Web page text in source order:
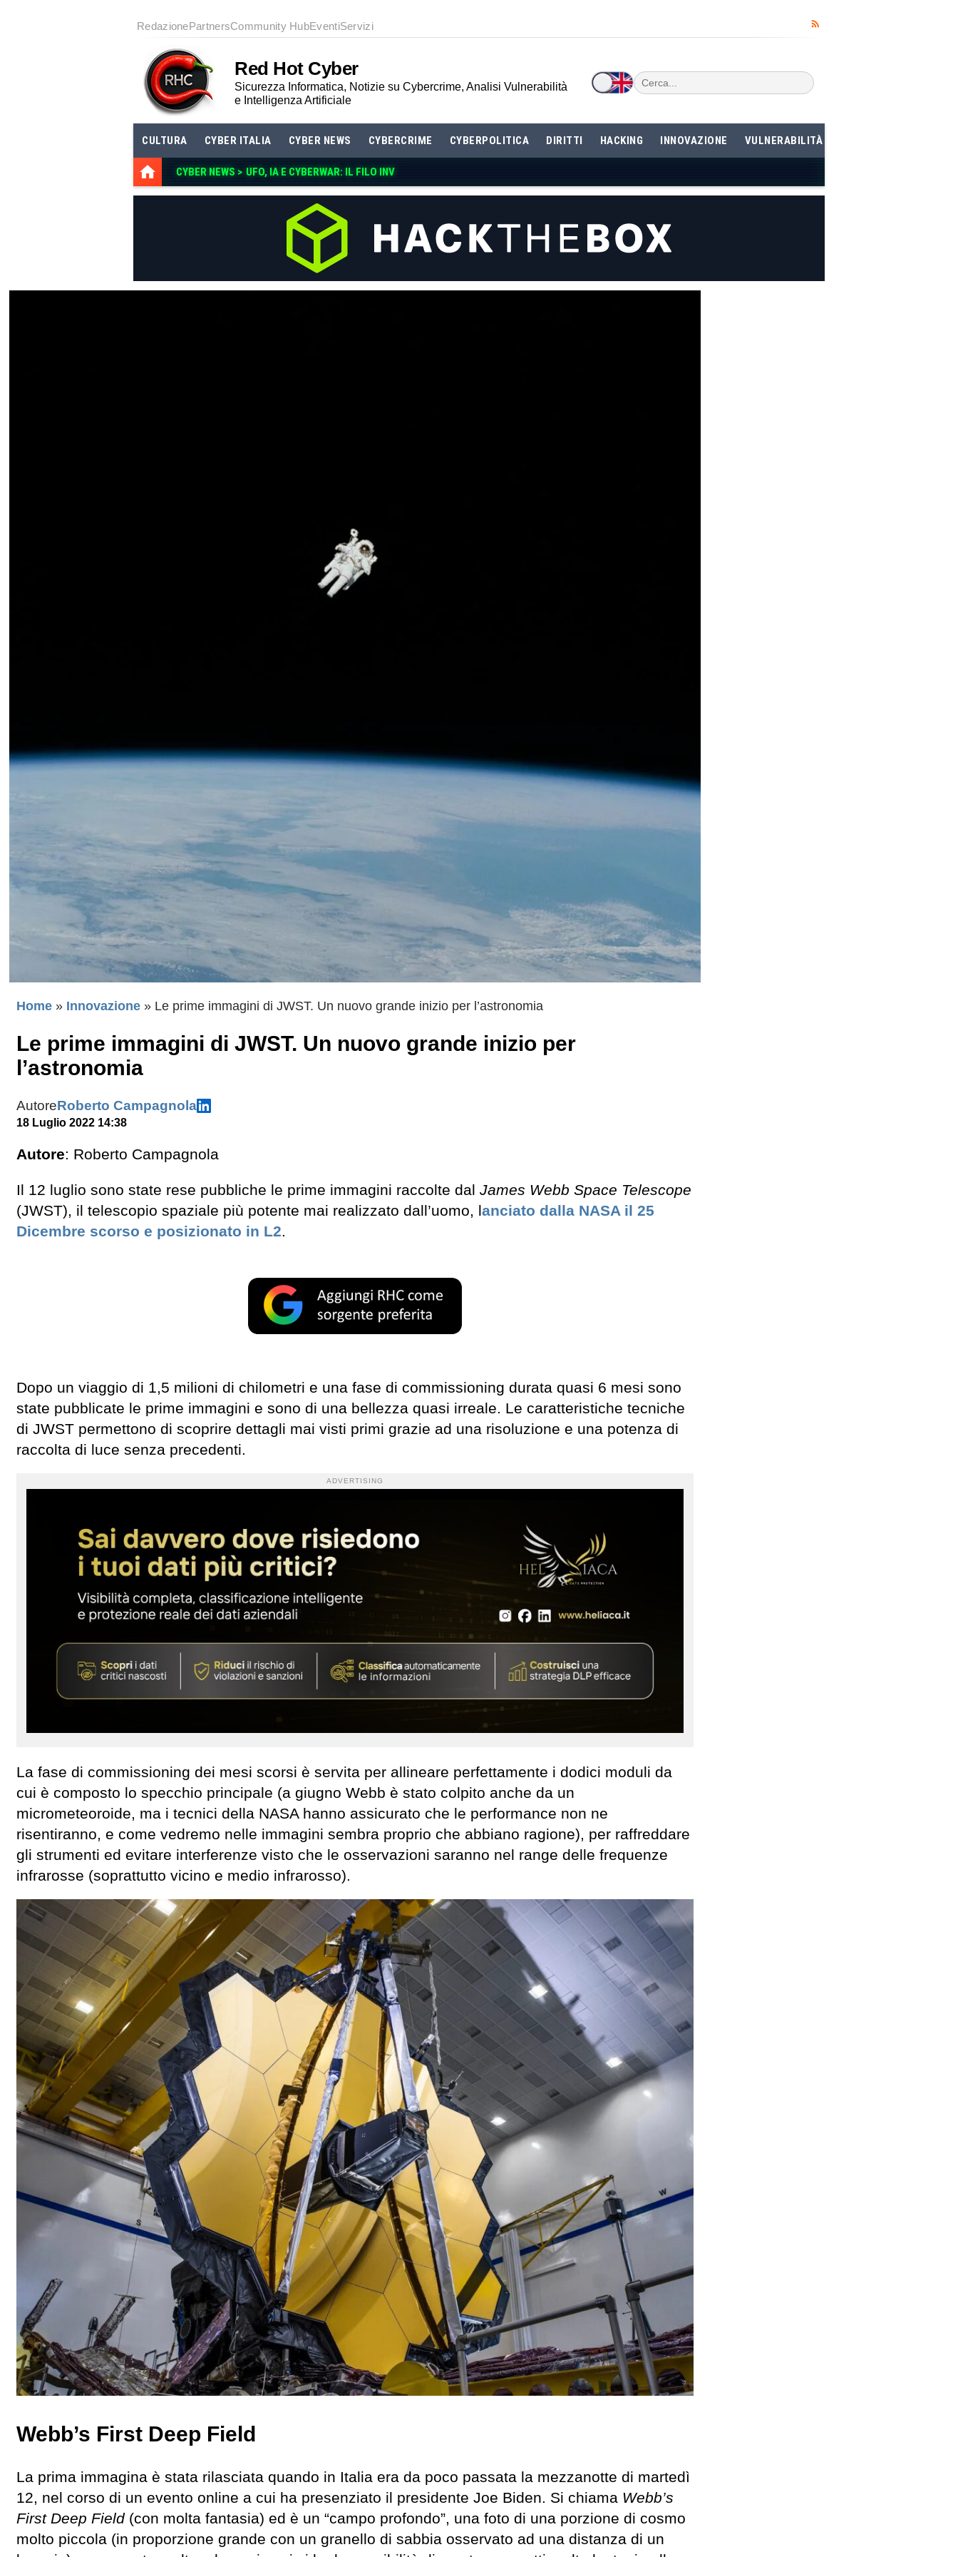
RedazionePartnersCommunity HubEventiServizi
Red Hot Cyber
Sicurezza Informatica, Notizie su Cybercrime, Analisi Vulnerabilità
e Intelligenza Artificiale
CULTURA CYBER ITALIA CYBER NEWS CYBERCRIME CYBERPOLITICA DIRITTI HACKING INNOVAZIONE VULNERABILITÀ
CYBER NEWS > CD ../ADS
Home » Innovazione » Le prime immagini di JWST. Un nuovo grande inizio per l’astronomia
Le prime immagini di JWST. Un nuovo grande inizio per
l’astronomia
AutoreRoberto Campagnola
18 Luglio 2022 14:38
Autore: Roberto Campagnola
Il 12 luglio sono state rese pubbliche le prime immagini raccolte dal James Webb Space Telescope
(JWST), il telescopio spaziale più potente mai realizzato dall’uomo, l anciato dalla NASA il 25
Dicembre scorso e posizionato in L2.
Dopo un viaggio di 1,5 milioni di chilometri e una fase di commissioning durata quasi 6 mesi sono
state pubblicate le prime immagini e sono di una bellezza quasi irreale. Le caratteristiche tecniche
di JWST permettono di scoprire dettagli mai visti primi grazie ad una risoluzione e una potenza di
raccolta di luce senza precedenti.
ADVERTISING
La fase di commissioning dei mesi scorsi è servita per allineare perfettamente i dodici moduli da
cui è composto lo specchio principale (a giugno Webb è stato colpito anche da un
micrometeoroide, ma i tecnici della NASA hanno assicurato che le performance non ne
risentiranno, e come vedremo nelle immagini sembra proprio che abbiano ragione), per raffreddare
gli strumenti ed evitare interferenze visto che le osservazioni saranno nel range delle frequenze
infrarosse (soprattutto vicino e medio infrarosso).
Webb’s First Deep Field
La prima immagina è stata rilasciata quando in Italia era da poco passata la mezzanotte di martedì
12, nel corso di un evento online a cui ha presenziato il presidente Joe Biden. Si chiama Webb’s
First Deep Field(con molta fantasia) ed è un “campo profondo”, una foto di una porzione di cosmo
molto piccola (in proporzione grande con un granello di sabbia osservato ad una distanza di un